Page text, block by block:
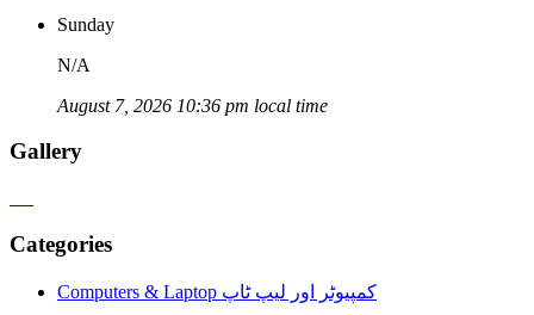
Sunday
N/A
August 7, 2026 10:36 pm local time
Gallery
Categories
Computers & Laptop کمپیوٹر اور لیپ ٹاپ